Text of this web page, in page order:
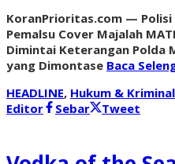
KoranPrioritas.com — Polisi
Pemalsu Cover Majalah
Dimintai Keterangan Polda
yang Dimontase Baca
HEADLINE, Hukum & Kriminal
Editor
Sebar Tweet